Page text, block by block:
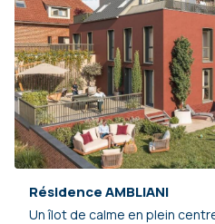
Résidence AMBLIANI
Un îlot de calme en plein centre